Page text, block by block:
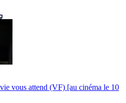
vous attend (VF) [au cinéma le 10